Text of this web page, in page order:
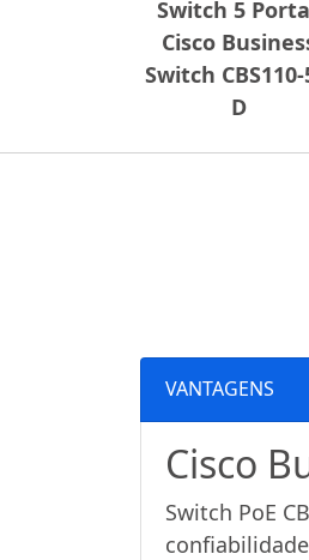
Switch 5
Cisco
Switch CBS110-
D
VANTAGENS
Cisco
Switch PoE